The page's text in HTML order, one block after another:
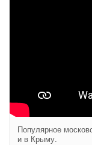
Популярное
и в Крыму.